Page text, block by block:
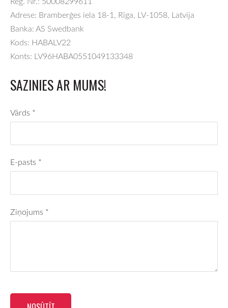
Konts: LV96HABA0551049133348
SAZINIES AR MUMS!
Vārds *
E-pasts *
Ziņojums *